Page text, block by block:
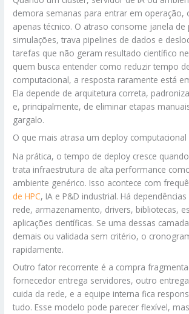
demora semanas para entrar em operação,
apenas técnico. O atraso consome janela
simulações, trava pipelines de dados e
tarefas que não geram resultado científico
quem busca entender como reduzir tempo
computacional, a resposta raramente está
Ela depende de arquitetura correta,
e, principalmente, de eliminar etapas
gargalo.
O que mais atrasa um deploy computacional
Na prática, o tempo de deploy cresce
trata infraestrutura de alta performance
ambiente genérico. Isso acontece com
de HPC, IA e P&D industrial. Há
rede, armazenamento, drivers, bibliotecas,
aplicações científicas. Se uma dessas
demais ou validada sem critério, o
rapidamente.
Outro fator recorrente é a compra
fornecedor entrega servidores, outro
cuida da rede, e a equipe interna fica
tudo. Esse modelo pode parecer flexível,